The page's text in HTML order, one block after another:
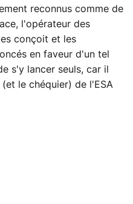
reconnus comme de
l'opérateur des
conçoit et les
en faveur d'un tel
s'y lancer seuls, car il
le chéquier) de l'ESA